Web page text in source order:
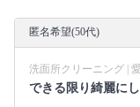
匿名希望(50代)
洗面所クリーニング |
できる限り綺麗に